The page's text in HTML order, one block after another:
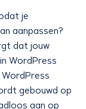
je
aanpassen?
dat jouw
WordPress
gebouwd op
aan op